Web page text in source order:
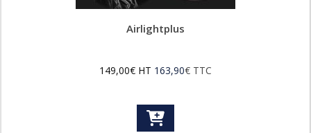
Airlightplus
149,00€ HT 163,90€ TTC